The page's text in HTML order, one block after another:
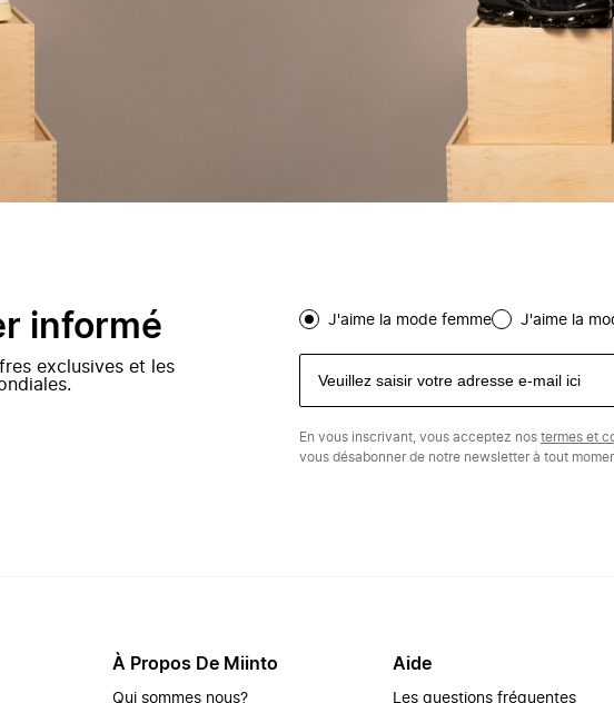
informé
exclusives et les
J'aime la mode femme J'aime la
En vous inscrivant, vous acceptez nos termes et
vous désabonner de notre newsletter à tout
À Propos De Miinto
Qui sommes nous?
Aide
Les questions fréquentes